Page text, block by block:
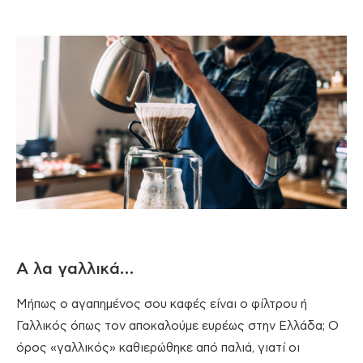
Α λα γαλλικά…
Μήπως ο αγαπημένος σου καφές είναι ο φίλτρου ή
Γαλλικός όπως τον αποκαλούμε ευρέως στην Ελλάδα; Ο
όρος «γαλλικός» καθιερώθηκε από παλιά, γιατί οι